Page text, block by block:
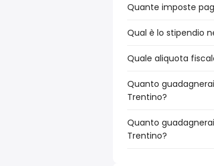
Quante imposte
Qual è lo stipendio
Quale aliquota
Quanto
Trentino?
Quanto
Trentino?